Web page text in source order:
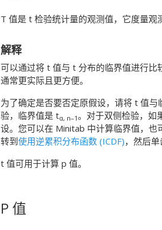
T 值是 t 检验统计量的观测值，它度量观
解释
可以通过将 t 值与 t 分布的临界值进行比
通常更实际且更方便。
为了确定是否要否定原假设，请将 t 值
验，临界值是 tα, n–1。对于双侧检验，如
设。您可以在 Minitab 中计算临界值，
转到使用逆累积分布函数 (ICDF)，然后单
t 值可用于计算 p 值。
P 值